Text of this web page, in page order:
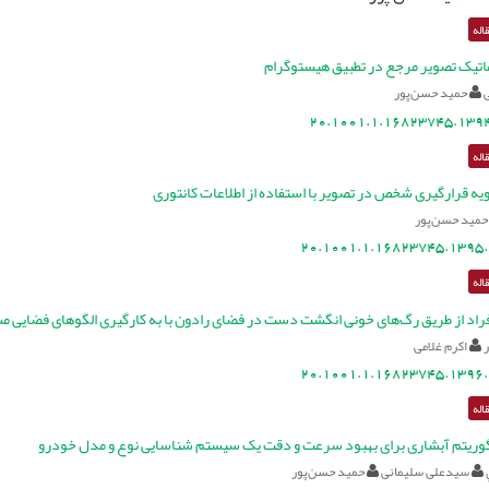
تصویر مرجع در تطبیق هیستوگرام
حمید حسن‌پور
قرارگیری شخص در تصویر با استفاده از اطلاعات کانتوری‌
حمید حسن‌پور
از طریق رگ‌های خونی انگشت دست در فضای رادون با به کارگیری الگوهای
اکرم غلامی
آبشاری برای بهبود سرعت و دقت یک سیستم شناسایی نوع و مدل خودرو
سیدعلی سلیمانی حمید حسن‌پور